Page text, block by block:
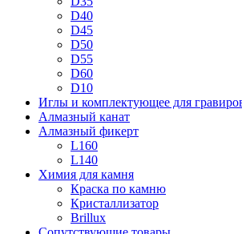
D40
D45
D50
D55
D60
D10
Иглы и комплектующее для
Алмазный канат
Алмазный фикерт
L160
L140
Химия для камня
Краска по камню
Кристаллизатор
Brillux